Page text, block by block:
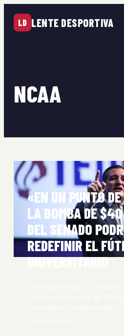
LD LENTE DESPORTIVA
NCAA
«EN UN PUNTO
LA BOMBA DE
DEL SENADO
REDEFINIR EL
UNIVERSITARIO